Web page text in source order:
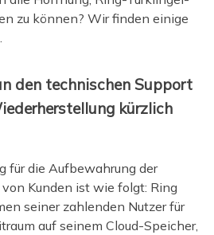
zu können? Wir finden einige
den technischen Support
kürzlich
für die Aufbewahrung der
Kunden ist wie folgt: Ring
seiner zahlenden Nutzer für
auf seinem Cloud-Speicher,